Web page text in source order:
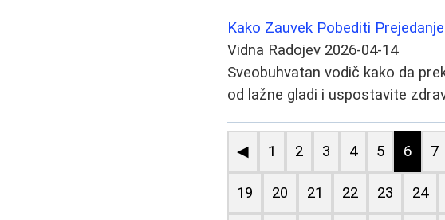
Kako Zauvek Pobediti
Vidna Radojev 2026-04-14
Sveobuhvatan vodič kako da
od lažne gladi i uspostavite
◀ 1 2 3 4 5 6 7
19 20 21 22 23 24